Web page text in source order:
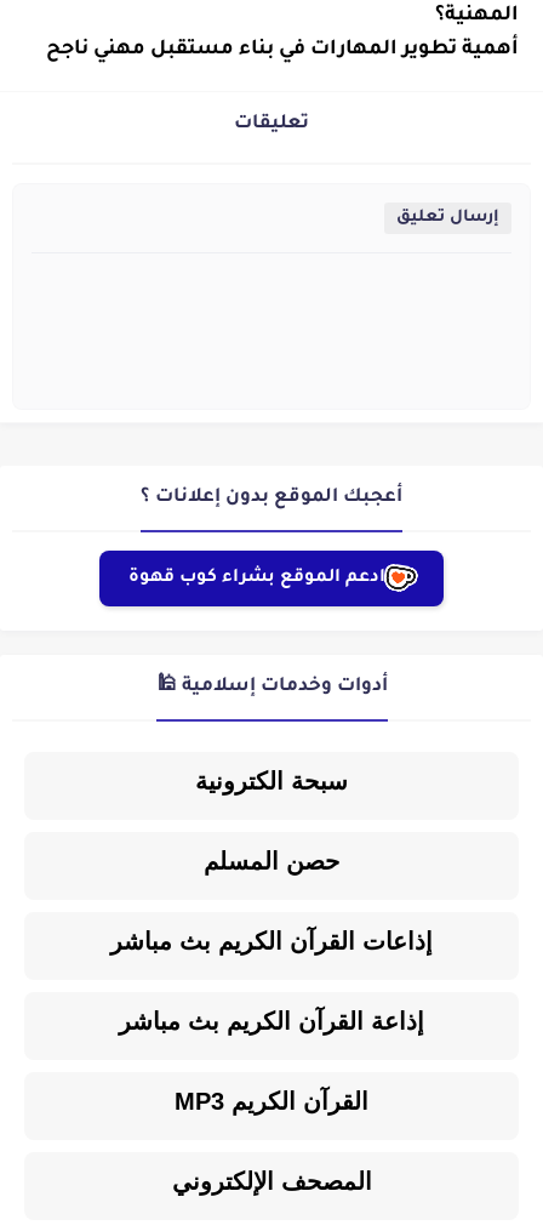
المهنية؟
تطوير
أهمية تطوير المهارات في بناء مستقبل مهني ناجح
تعليقات
إرسال تعليق
أعجبك الموقع بدون إعلانات ؟
ادعم الموقع بشراء كوب قهوة
أدوات وخدمات إسلامية 🕌
سبحة الكترونية
حصن المسلم
إذاعات القرآن الكريم بث مباشر
إذاعة القرآن الكريم بث مباشر
القرآن الكريم MP3
المصحف الإلكتروني